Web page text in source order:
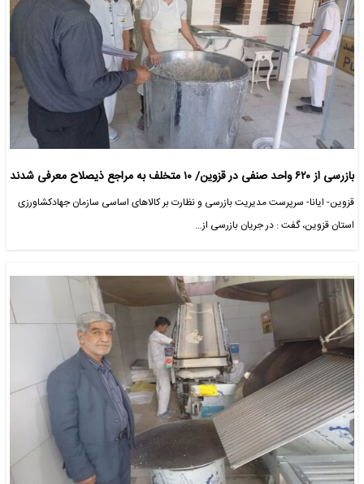
بازرسی از ۶۲۰ واحد صنفی در قزوین/ ۱۰ متخلف به مراجع ذیصلاح معرفی شدند
قزوین- ایانا- سرپرست مدیریت بازرسی و نظارت بر کالاهای اساسی سازمان جهادکشاورزی
استان قزوین، گفت : در جریان بازرسی‌ از…